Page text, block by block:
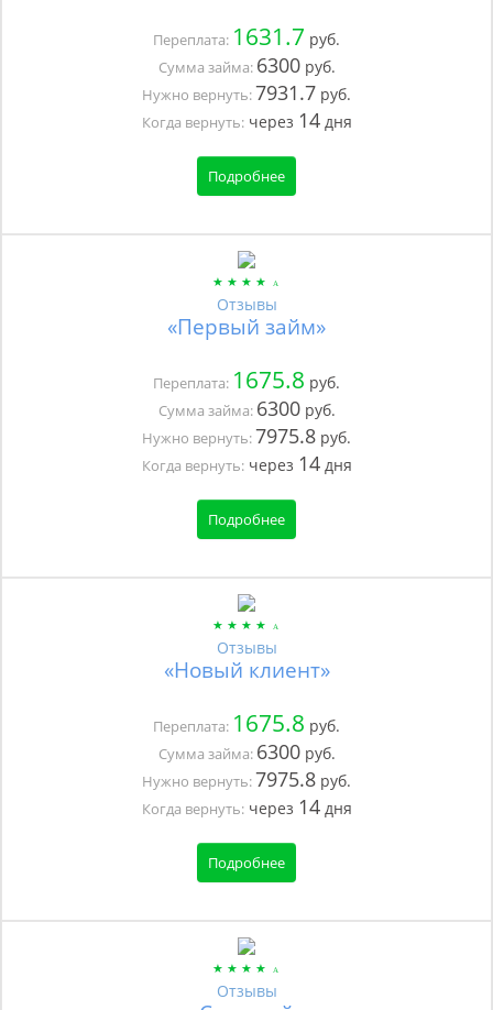
Переплата: 1631.7 руб.
Сумма займа: 6300руб.
Нужно вернуть:7931.7 руб.
Когда вернуть:через 14дня
Подробнее
Отзывы
«Первый займ»
Переплата: 1675.8 руб.
Сумма займа: 6300руб.
Нужно вернуть:7975.8 руб.
Когда вернуть:через 14дня
Подробнее
Отзывы
«Новый клиент»
Переплата: 1675.8 руб.
Сумма займа: 6300руб.
Нужно вернуть:7975.8 руб.
Когда вернуть:через 14дня
Подробнее
Отзывы